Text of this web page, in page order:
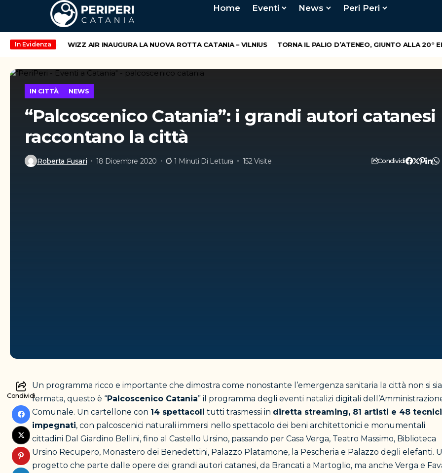
Home Eventi News Peri Peri
In Evidenza
di maggio WIZZ AIR INAUGURA LA NUOVA ROTTA CATANIA – VILNIUS TORNA IL PALIO D’ATENEO, GIUNTO ALLA 20°
IN CITTÀ NEWS
“Palcoscenico Catania”: i grandi autori catanesi
raccontano la città
Roberta Fusari 18 Dicembre 2020 1 Minuti Di Lettura 152 Visite Condividi
Condividi
Un programma ricco e importante che dimostra come nonostante l’emergenza sanitaria la città non si sia
fermata, questo è “Palcoscenico Catania” il programma degli eventi natalizi digitali
Comunale. Un cartellone con 14 spettacoli tutti trasmessi in diretta streaming, 81 artisti e 48 tecnici
impegnati, con palcoscenici naturali immersi nello spettacolo dei beni architettonici e monumentali
cittadini Dal Giardino Bellini, fino al Castello Ursino, passando per Casa Verga, Teatro Massimo, Biblioteca
Ursino Recupero, Monastero dei Benedettini, Palazzo Platamone, la Pescheria e Palazzo degli elefanti.
progetto che parte dalle opere dei grandi autori catanesi, da Brancati a Martoglio, ma anche Verga e